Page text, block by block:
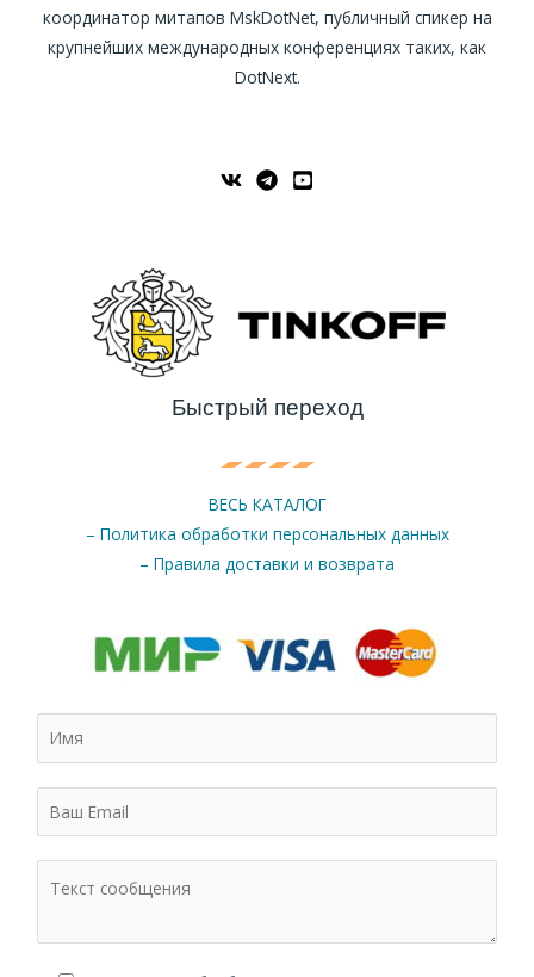
координатор митапов MskDotNet, публичный спикер на
крупнейших международных конференциях таких, как
DotNext.
Быстрый переход
ВЕСЬ КАТАЛОГ
– Политика обработки персональных данных
– Правила доставки и возврата